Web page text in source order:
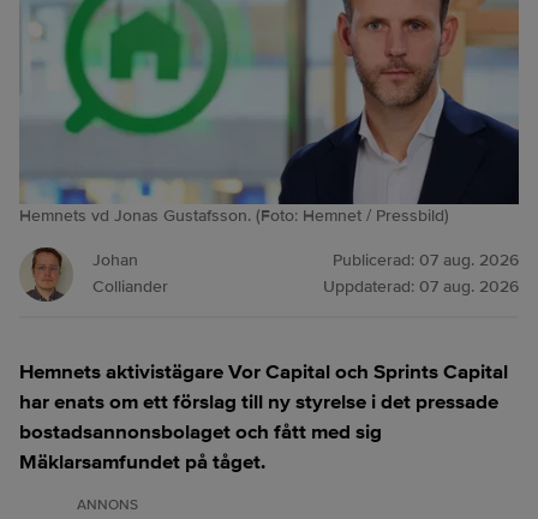
Hemnets vd Jonas Gustafsson. (Foto: Hemnet / Pressbild)
Johan
Colliander
Publicerad: 07 aug. 2026
Uppdaterad: 07 aug. 2026
Hemnets aktivistägare Vor Capital och Sprints Capital
har enats om ett förslag till ny styrelse i det pressade
bostadsannonsbolaget och fått med sig
Mäklarsamfundet på tåget.
ANNONS